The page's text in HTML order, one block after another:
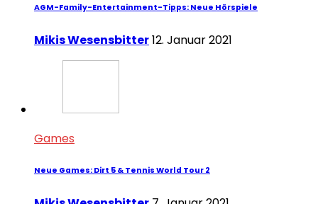
AGM-Family-Entertainment-Tipps: Neue Hörspiele
Mikis Wesensbitter12. Januar 2021
Games
Neue Games: Dirt 5 & Tennis World Tour 2